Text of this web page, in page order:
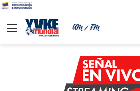
Menu